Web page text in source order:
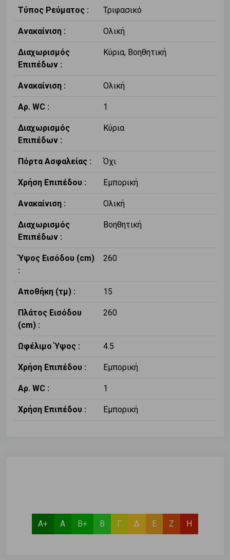
Τύπος Ρεύματος : Τριφασικό
Ανακαίνιση : Ολική
Διαχωρισμός
Επιπέδων :
Κύρια, Βοηθητική
Ανακαίνιση : Ολική
Αρ. WC : 1
Διαχωρισμός
Επιπέδων :
Κύρια
Πόρτα Ασφαλείας : Όχι
Χρήση Επιπέδου : Εμπορική
Ανακαίνιση : Ολική
Διαχωρισμός
Επιπέδων :
Βοηθητική
Ύψος Εισόδου (cm)
:
260
Αποθήκη (τμ) : 15
Πλάτος Εισόδου
(cm) :
260
Ωφέλιμο Ύψος : 4.5
Χρήση Επιπέδου : Εμπορική
Αρ. WC : 1
Χρήση Επιπέδου : Εμπορική
Α+ Α Β+ Β Γ Δ Ε Ζ Η